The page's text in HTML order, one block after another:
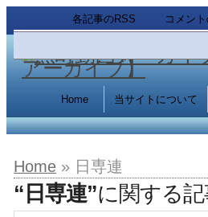
各記事のRSS コメン
Home 当サイトについて
Home » 日専連
“日専連”に関する